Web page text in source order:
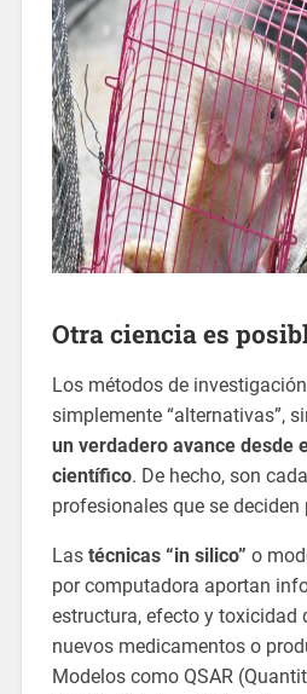
Otra ciencia es
Los métodos de
simplemente “alternativas”,
un verdadero avance desde
científico. De hecho, son
profesionales que se deciden
Las técnicas “in silico” o
por computadora aportan
estructura, efecto y toxicidad
nuevos medicamentos o
Modelos como QSAR